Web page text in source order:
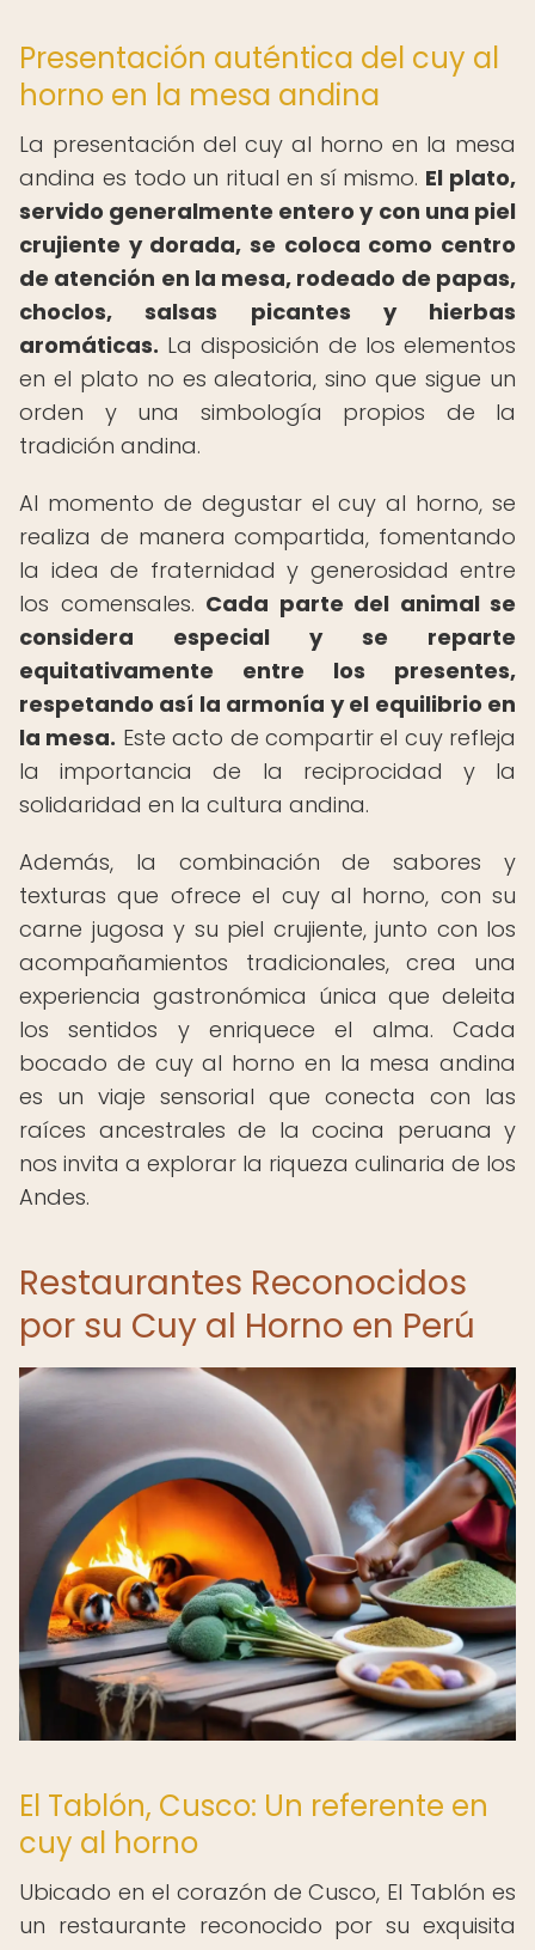
Presentación auténtica del cuy al
horno en la mesa andina
La presentación del cuy al horno en la mesa
andina es todo un ritual en sí mismo. El plato,
servido generalmente entero y con una piel
crujiente y dorada, se coloca como centro
de atención en la mesa, rodeado de papas,
choclos, salsas picantes y hierbas
aromáticas. La disposición de los elementos
en el plato no es aleatoria, sino que sigue un
orden y una simbología propios de la
tradición andina.
Al momento de degustar el cuy al horno, se
realiza de manera compartida, fomentando
la idea de fraternidad y generosidad entre
los comensales. Cada parte del animal se
considera especial y se reparte
equitativamente entre los presentes,
respetando así la armonía y el equilibrio en
la mesa. Este acto de compartir el cuy refleja
la importancia de la reciprocidad y la
solidaridad en la cultura andina.
Además, la combinación de sabores y
texturas que ofrece el cuy al horno, con su
carne jugosa y su piel crujiente, junto con los
acompañamientos tradicionales, crea una
experiencia gastronómica única que deleita
los sentidos y enriquece el alma. Cada
bocado de cuy al horno en la mesa andina
es un viaje sensorial que conecta con las
raíces ancestrales de la cocina peruana y
nos invita a explorar la riqueza culinaria de los
Andes.
Restaurantes Reconocidos
por su Cuy al Horno en Perú
El Tablón, Cusco: Un referente en
cuy al horno
Ubicado en el corazón de Cusco, El Tablón es
un restaurante reconocido por su exquisita